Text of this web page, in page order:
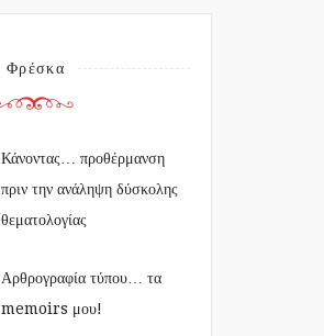
Φρέσκα
Κάνοντας… προθέρμανση
πριν την ανάληψη δύσκολης
θεματολογίας
Αρθρογραφία τύπου… τα
memoirs μου!